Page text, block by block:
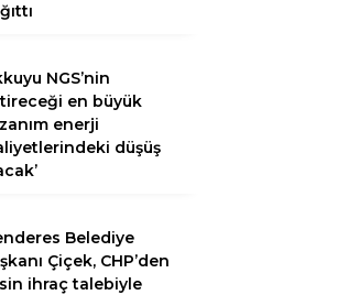
NGS’nin
en büyük
enerji
düşüş
Belediye
Çiçek, CHP’den
ihraç talebiyle